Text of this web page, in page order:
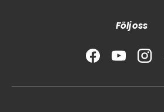
Följ oss
FacebookYouTube